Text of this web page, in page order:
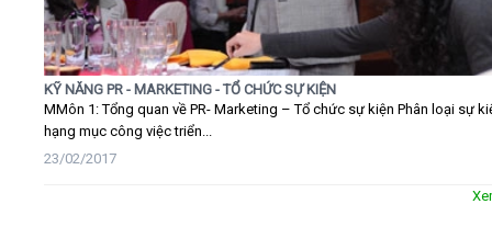
KỸ NĂNG PR - MARKETING - TỔ CHỨC SỰ KIỆN
MMôn 1: Tổng quan về PR- Marketing – Tổ chức sự kiện Phân loại sự
hạng mục công việc triển...
23/02/2017